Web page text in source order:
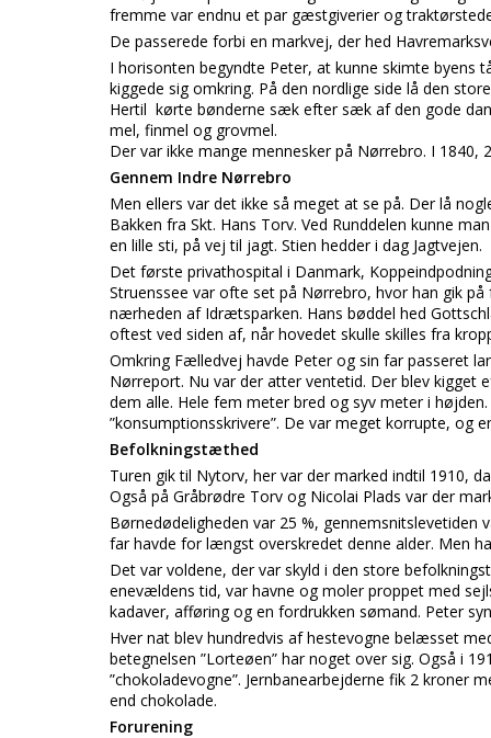
fremme var endnu et par gæstgiverier og
De passerede forbi en markvej, der hed
I horisonten begyndte Peter, at kunne skimte byens
kiggede sig omkring. På den nordlige side lå den
Hertil kørte bønderne sæk efter sæk af den gode
mel, finmel og grovmel.
Der var ikke mange mennesker på Nørrebro. I 1840,
Gennem Indre Nørrebro
Men ellers var det ikke så meget at se på. Der lå
Bakken fra Skt. Hans Torv. Ved Runddelen kunne
en lille sti, på vej til jagt. Stien hedder i dag Jagtvejen.
Det første privathospital i Danmark,
Struenssee var ofte set på Nørrebro, hvor han gik
nærheden af Idrætsparken. Hans bøddel hed
oftest ved siden af, når hovedet skulle skilles fra
Omkring Fælledvej havde Peter og sin far passeret
Nørreport. Nu var der atter ventetid. Der blev kigget
dem alle. Hele fem meter bred og syv meter i
”konsumptionsskrivere”. De var meget korrupte, og
Befolkningstæthed
Turen gik til Nytorv, her var der marked indtil 1910,
Også på Gråbrødre Torv og Nicolai Plads var der
Børnedødeligheden var 25 %,
far havde for længst overskredet denne alder. Men
Det var voldene, der var skyld i den store
enevældens tid, var havne og moler proppet med
kadaver, afføring og en fordrukken sømand. Peter
Hver nat blev hundredvis af hestevogne belæsset
betegnelsen ”Lorteøen” har noget over sig. Også i
”chokoladevogne”. Jernbanearbejderne fik 2
end chokolade.
Forurening